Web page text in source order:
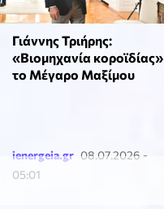
Γιάννης Τριήρης:
«Βιομηχανία κοροϊδίας»
το Μέγαρο Μαξίμου
ienergeia.gr 08.07.2026 -
05:01